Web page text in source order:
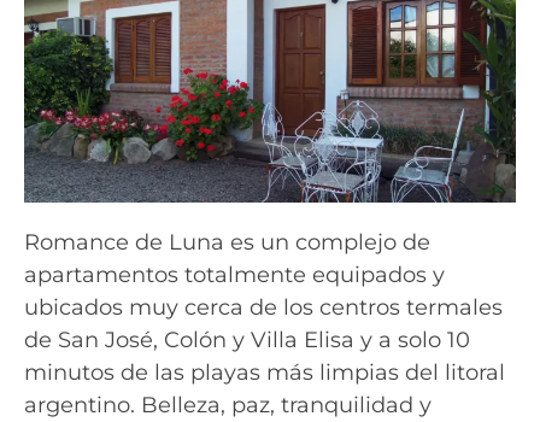
Romance de Luna es un complejo de
apartamentos totalmente equipados y
ubicados muy cerca de los centros termales
de San José, Colón y Villa Elisa y a solo 10
minutos de las playas más limpias del litoral
argentino. Belleza, paz, tranquilidad y